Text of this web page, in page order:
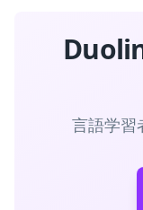
言語学習